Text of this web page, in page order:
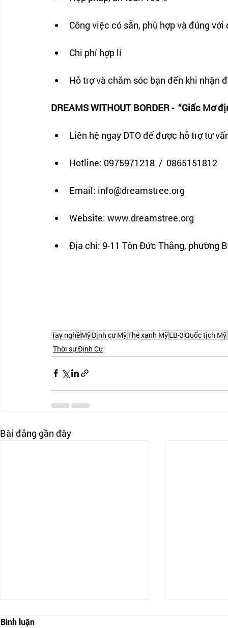
Công việc có sẵn, phù hợp và đúng
Chi phí hợp lí
Hỗ trợ và chăm sóc bạn đến khi nhận
DREAMS WITHOUT BORDER -  “Giấc Mơ
Liên hệ ngay DTO để được hỗ trợ tư
Hotline: 0975971218  /  0865151812
Email: info@dreamstree.org
Website: www.dreamstree.org
Địa chỉ: 9-11 Tôn Đức Thắng, phường
Tay nghềMỹĐịnh cư MỹThẻ xanh MỹEB-3Quốc tịch Mỹ
Thời sự Định Cư
Bài đăng gần đây
Bình luận